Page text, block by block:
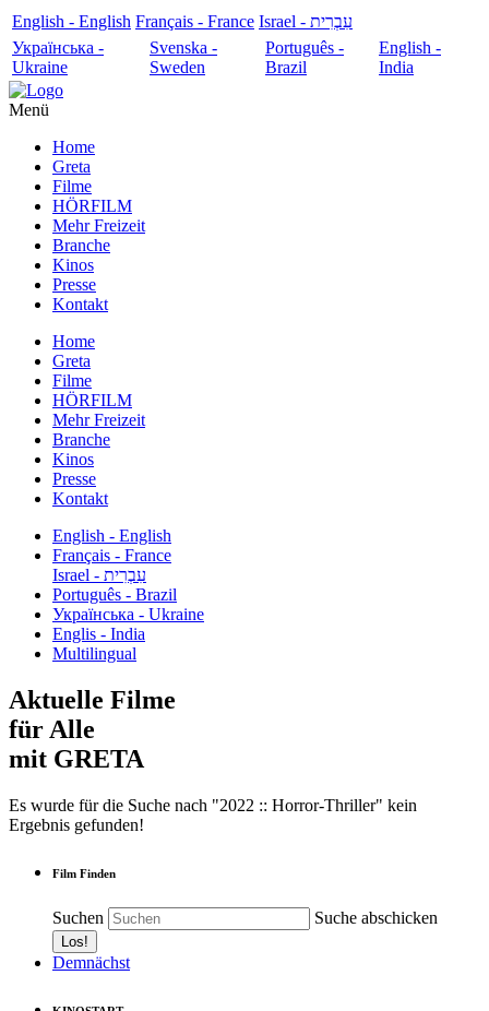
English - English Français - France
עִבְרִית - Israel
Українська -
Ukraine
Svenska -
Sweden
Português -
Brazil
English -
India
Menü
Home
Greta
Filme
HÖRFILM
Mehr Freizeit
Branche
Kinos
Presse
Kontakt
Home
Greta
Filme
HÖRFILM
Mehr Freizeit
Branche
Kinos
Presse
Kontakt
English - English
Français - France
עִבְרִית - Israel
Português - Brazil
Українська - Ukraine
Englis - India
Multilingual
Aktuelle Filme
für Alle
mit GRETA
Es wurde für die Suche nach "2022 :: Horror-Thriller" kein
Ergebnis gefunden!
Film Finden
Suchen Suche abschicken
Demnächst